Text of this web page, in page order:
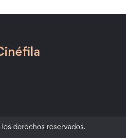
derechos reservados.